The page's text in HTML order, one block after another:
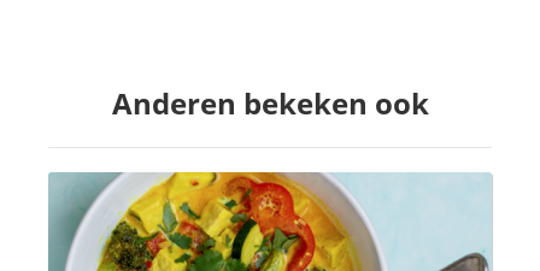
Anderen bekeken ook